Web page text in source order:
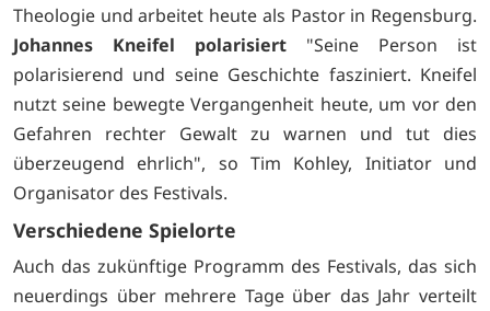
Theologie und arbeitet heute als Pastor in Regensburg.
Johannes Kneifel polarisiert "Seine Person ist
polarisierend und seine Geschichte fasziniert. Kneifel
nutzt seine bewegte Vergangenheit heute, um vor den
Gefahren rechter Gewalt zu warnen und tut dies
überzeugend ehrlich", so Tim Kohley, Initiator und
Organisator des Festivals.
Verschiedene Spielorte
Auch das zukünftige Programm des Festivals, das sich
neuerdings über mehrere Tage über das Jahr verteilt